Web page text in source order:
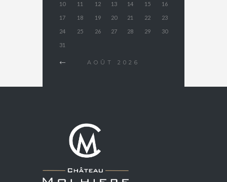
10 11 12 13 14 15 16
17 18 19 20 21 22 23
24 25 26 27 28 29 30
31
AOÛT 2026